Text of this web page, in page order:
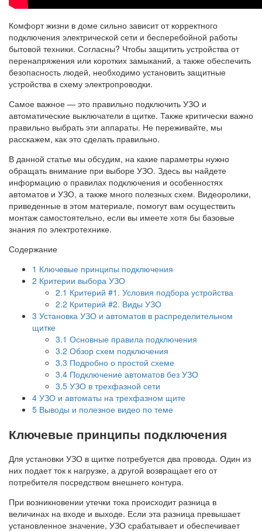
Комфорт жизни в доме сильно зависит от корректного
подключения электрической сети и бесперебойной работы
бытовой техники. Согласны? Чтобы защитить устройства от
перенапряжения или коротких замыканий, а также обеспечить
безопасность людей, необходимо установить защитные
устройства в схему электропроводки.
Самое важное — это правильно подключить УЗО и
автоматические выключатели в щитке. Также критически важно
правильно выбрать эти аппараты. Не переживайте, мы
расскажем, как это сделать правильно.
В данной статье мы обсудим, на какие параметры нужно
обращать внимание при выборе УЗО. Здесь вы найдете
информацию о правилах подключения и особенностях
автоматов и УЗО, а также много полезных схем. Видеоролики,
приведенные в этом материале, помогут вам осуществить
монтаж самостоятельно, если вы имеете хотя бы базовые
знания по электротехнике.
Содержание
1 Ключевые принципы подключения
2 Критерии выбора УЗО
2.1 Критерий #1. Условия подбора устройства
2.2 Критерий #2. Виды УЗО
3 Установка УЗО и автоматов в распределительном
щитке
3.1 Основные правила подключения
3.2 Обзор схем подключения
3.3 Подробно о простой схеме
3.4 Подключение автоматов без УЗО
3.5 УЗО в трехфазной сети
4 УЗО и автоматы на трехфазном щите
5 Выводы и полезное видео по теме
Ключевые принципы подключения
Для установки УЗО в щитке потребуется два провода. Один из
них подает ток к нагрузке, а другой возвращает его от
потребителя посредством внешнего контура.
При возникновении утечки тока происходит разница в
величинах на входе и выходе. Если эта разница превышает
установленное значение, УЗО срабатывает и обеспечивает